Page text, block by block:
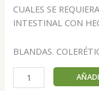
CUALES SE
INTESTINAL CON
BLANDAS.